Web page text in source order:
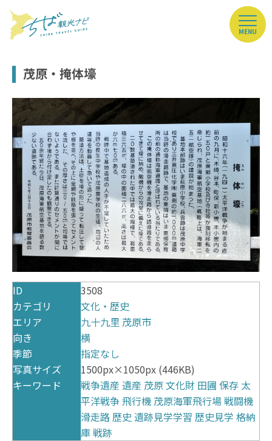
MENU
茂原・掩体壕
ID
3508
カテゴリ
文化・歴史
エリア
九十九里 茂原市
向き
横
季節
指定なし
写真サイズ
1500px×1050px (446KB)
キーワード
戦争遺産 遺産 茂原文化財 田圃 保存 太
平洋戦争飛行機 茂原海軍飛行場 戦闘機
滑走路歴史 遺跡見学学習 歴史見学 格納
庫戦跡